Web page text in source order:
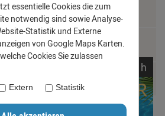
Jobs
Installationshilfen
h
essentielle Cookies die zum
notwendig sind sowie Analyse-
Statistik und Externe
von Google Maps Karten.
Cookies Sie zulassen
Extern Statistik